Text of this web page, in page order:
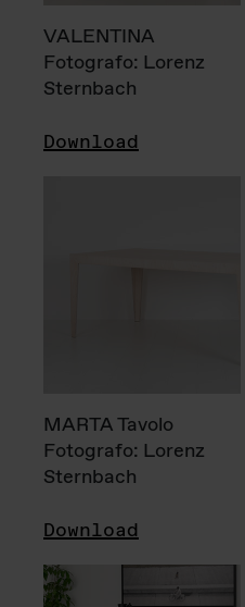
VALENTINA
Fotografo: Lorenz
Sternbach
Download
MARTA Tavolo
Fotografo: Lorenz
Sternbach
Download